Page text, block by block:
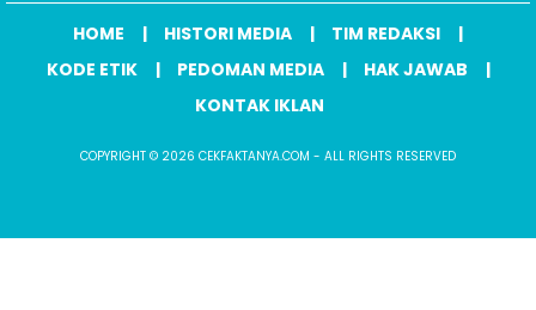
HOME HISTORI MEDIA
TIM REDAKSI
KODE ETIK
PEDOMAN MEDIA
HAK JAWAB
KONTAK IKLAN
COPYRIGHT © 2026 CEKFAKTANYA.COM - ALL RIGHTS RESERVED